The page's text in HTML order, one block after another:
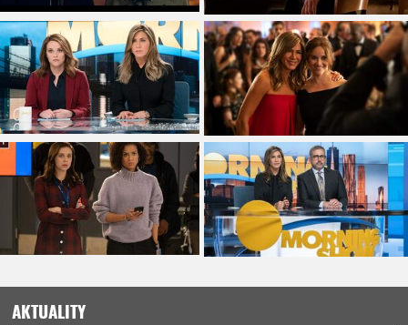
AKTUALITY